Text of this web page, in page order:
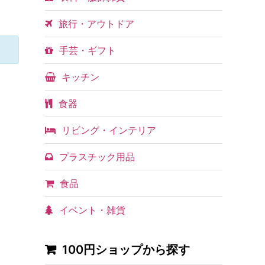
旅行・アウトドア
手芸・ギフト
キッチン
食器
リビング・インテリア
プラスチック用品
食品
イベント・雑貨
100円ショップから探す